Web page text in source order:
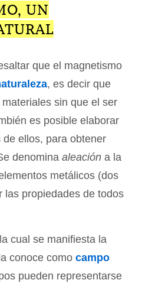
UN
que el magnetismo
, es decir que
sin que el ser
es posible elaborar
ellos, para obtener
denomina aleación a la
metálicos (dos
las propiedades de todos
cual se manifiesta la
conoce como campo
pueden representarse